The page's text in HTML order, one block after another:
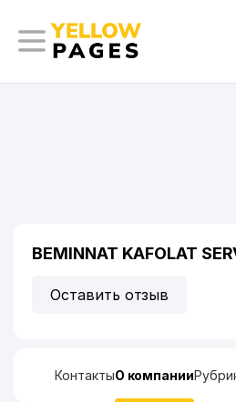
BEMINNAT KAFOLAT
Оставить отзыв
КонтактыО компании